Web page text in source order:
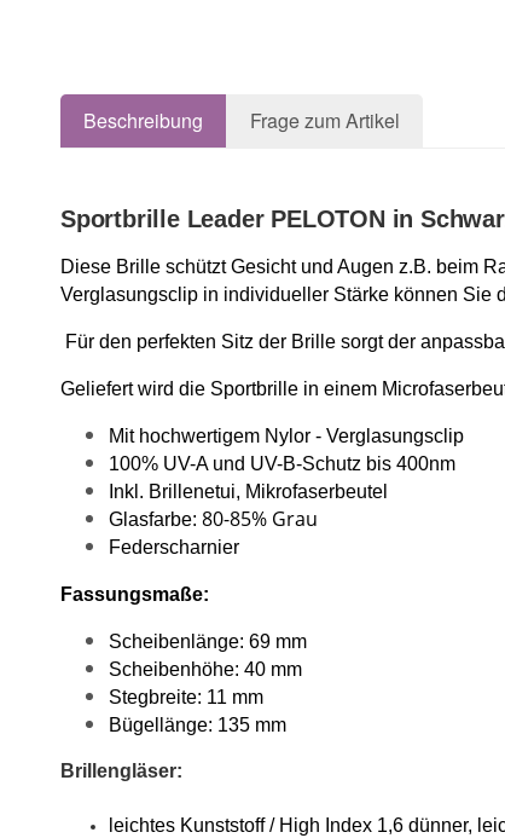
Beschreibung Frage zum Artikel
Sportbrille Leader PELOTON in
Diese Brille schützt Gesicht und Augen z.B. beim
Verglasungsclip in individueller Stärke können Sie
Für den perfekten Sitz der Brille sorgt der
Geliefert wird die Sportbrille in einem
Mit hochwertigem Nylor - Verglasungsclip
100% UV-A und UV-B-Schutz bis 400nm
Inkl. Brillenetui, Mikrofaserbeutel
Glasfarbe: 80-85% Grau
Federscharnier
Fassungsmaße:
Scheibenlänge: 69 mm
Scheibenhöhe: 40 mm
Stegbreite: 11 mm
Bügellänge: 135 mm
Brillengläser:
leichtes Kunststoff / High Index 1,6 dünner,